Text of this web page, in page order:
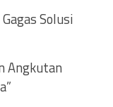
Solusi
Angkutan